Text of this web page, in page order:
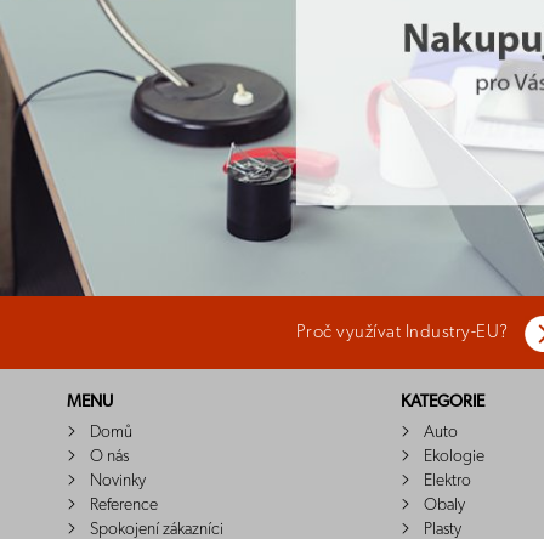
Proč využívat Industry-EU?
MENU
Domů
O nás
Novinky
Reference
Spokojení zákazníci
KATEGORIE
Auto
Ekologie
Elektro
Obaly
Plasty